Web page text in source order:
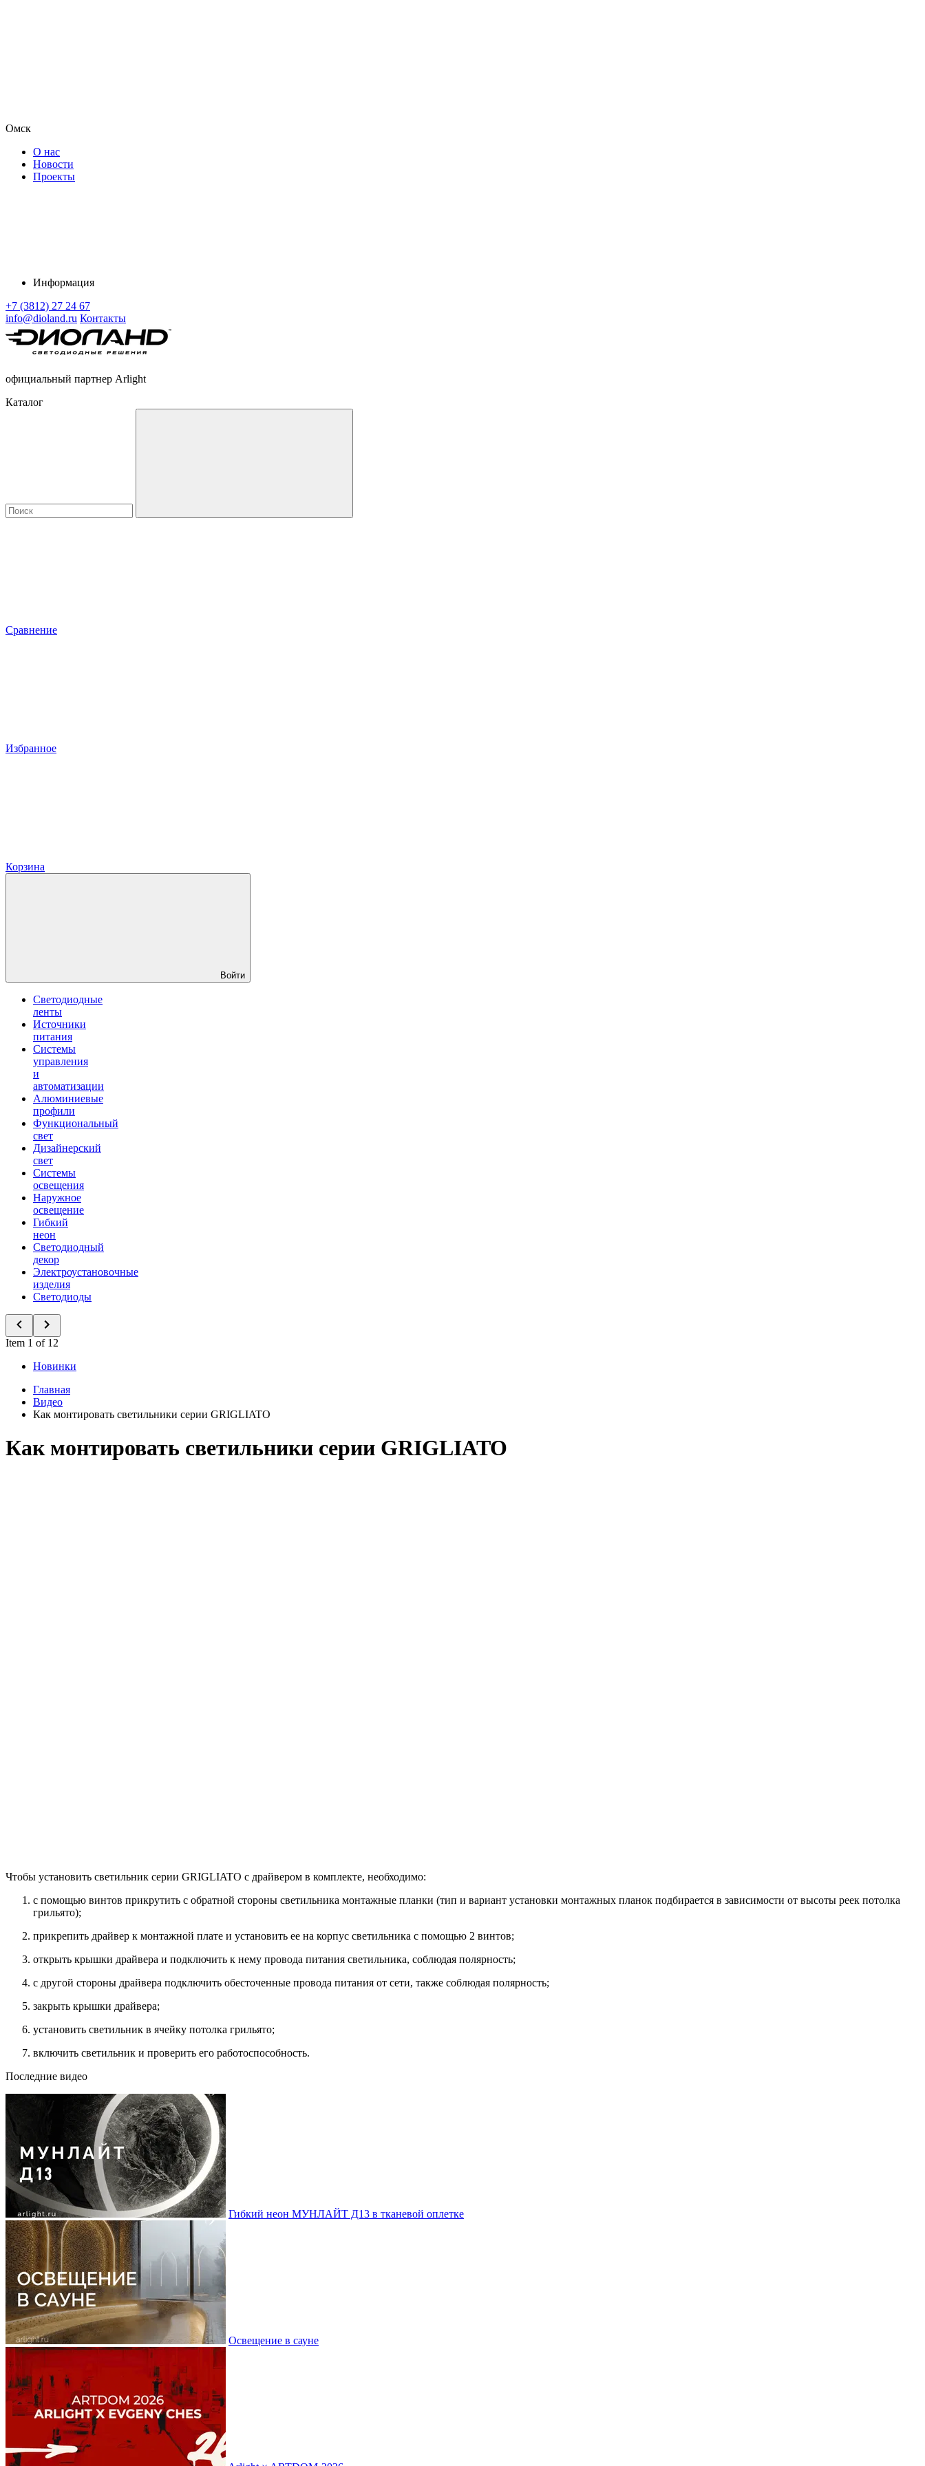
Омск
О нас
Новости
Проекты
Информация
+7 (3812) 27 24 67
info@dioland.ru Контакты
официальный партнер Arlight
Каталог
Сравнение
Избранное
Корзина
Войти
Светодиодные
ленты
Источники
питания
Системы
управления
и
автоматизации
Алюминиевые
профили
Функциональный
свет
Дизайнерский
свет
Системы
освещения
Наружное
освещение
Гибкий
неон
Светодиодный
декор
Электроустановочные
изделия
Светодиоды
Item 1 of 12
Новинки
Главная
Видео
Как монтировать светильники серии GRIGLIATO
Как монтировать светильники серии GRIGLIATO
Чтобы установить светильник серии GRIGLIATO с драйвером в комплекте, необходимо:
с помощью винтов прикрутить с обратной стороны светильника монтажные планки (тип и вариант установки монтажных планок подбирается в зависимости от высоты реек потолка
грильято);
прикрепить драйвер к монтажной плате и установить ее на корпус светильника с помощью 2 винтов;
открыть крышки драйвера и подключить к нему провода питания светильника, соблюдая полярность;
с другой стороны драйвера подключить обесточенные провода питания от сети, также соблюдая полярность;
закрыть крышки драйвера;
установить светильник в ячейку потолка грильято;
включить светильник и проверить его работоспособность.
Последние видео
Гибкий неон МУНЛАЙТ Д13 в тканевой оплетке
Освещение в сауне